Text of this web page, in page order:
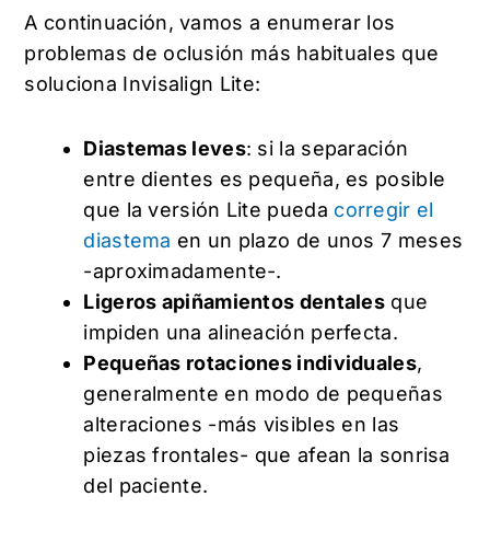
A continuación, vamos a enumerar los
problemas de oclusión más habituales que
soluciona Invisalign Lite:
Diastemas leves: si la separación
entre dientes es pequeña, es posible
que la versión Lite pueda corregir el
diastema en un plazo de unos 7 meses
-aproximadamente-.
Ligeros apiñamientos dentales que
impiden una alineación perfecta.
Pequeñas rotaciones individuales,
generalmente en modo de pequeñas
alteraciones -más visibles en las
piezas frontales- que afean la sonrisa
del paciente.